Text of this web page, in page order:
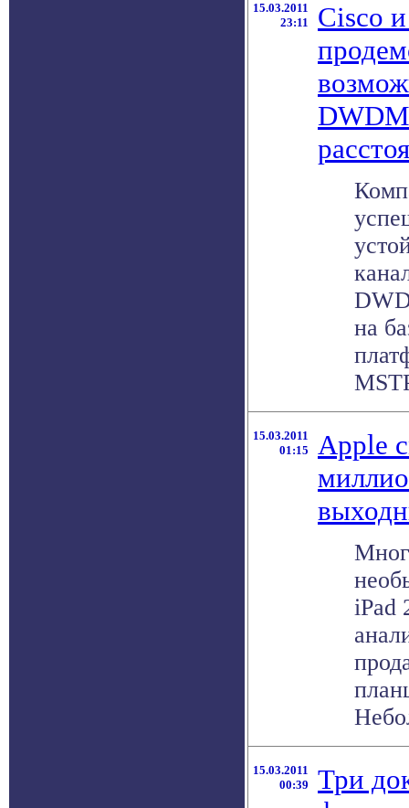
15.03.2011
23:11
Cisco
на
15.03.2011
01:15
Apple
iPad
15.03.2011
00:39
Три